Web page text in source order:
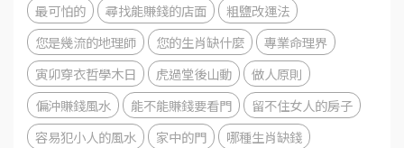
最可怕的
尋找能賺錢的店面
粗鹽改運法
您是幾流的地理師
您的生肖缺什麼
專業命理界
寅卯穿衣哲學木日
虎過堂後山動
做人原則
偏沖賺錢風水
能不能賺錢要看門
留不住女人的房子
容易犯小人的風水
家中的門
哪種生肖缺錢